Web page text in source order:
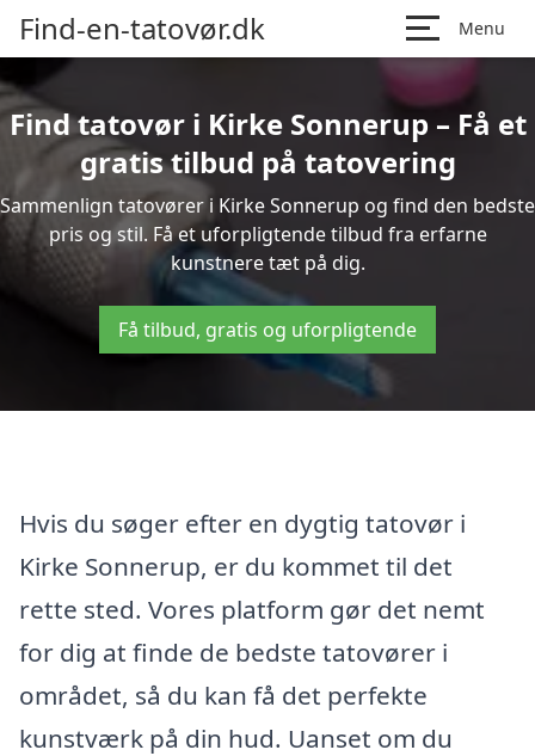
Find-en-tatovør.dk Menu
Find tatovør i Kirke Sonnerup – Få et
gratis tilbud på tatovering
Sammenlign tatovører i Kirke Sonnerup og find den bedste
pris og stil. Få et uforpligtende tilbud fra erfarne
kunstnere tæt på dig.
Få tilbud, gratis og uforpligtende
Hvis du søger efter en dygtig tatovør i
Kirke Sonnerup, er du kommet til det
rette sted. Vores platform gør det nemt
for dig at finde de bedste tatovører i
området, så du kan få det perfekte
kunstværk på din hud. Uanset om du